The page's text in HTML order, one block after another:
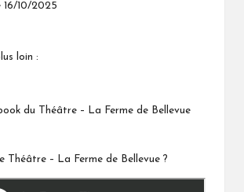
16/10/2025
loin :
du Théâtre – La Ferme de Bellevue
Théâtre – La Ferme de Bellevue ?